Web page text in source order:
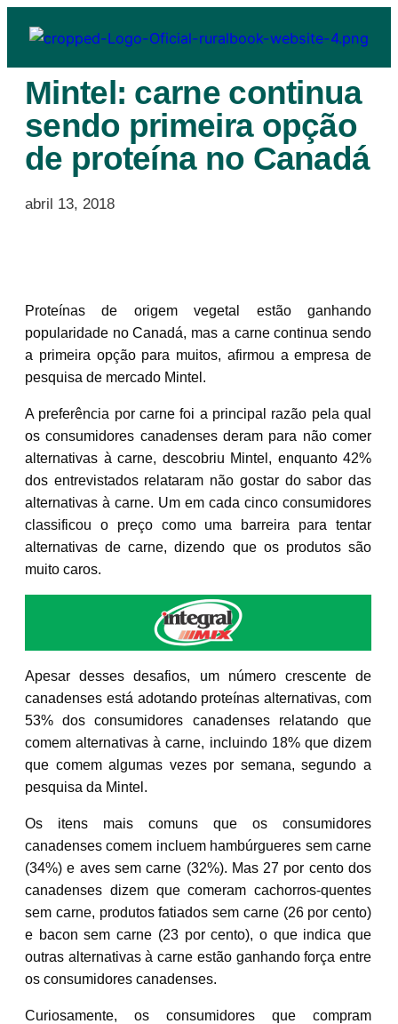
Mintel: carne continua
sendo primeira opção
de proteína no Canadá
abril 13, 2018
Proteínas de origem vegetal estão ganhando
popularidade no Canadá, mas a carne continua sendo
a primeira opção para muitos, afirmou a empresa de
pesquisa de mercado Mintel.
A preferência por carne foi a principal razão pela qual
os consumidores canadenses deram para não comer
alternativas à carne, descobriu Mintel, enquanto 42%
dos entrevistados relataram não gostar do sabor das
alternativas à carne. Um em cada cinco consumidores
classificou o preço como uma barreira para tentar
alternativas de carne, dizendo que os produtos são
muito caros.
Apesar desses desafios, um número crescente de
canadenses está adotando proteínas alternativas, com
53% dos consumidores canadenses relatando que
comem alternativas à carne, incluindo 18% que dizem
que comem algumas vezes por semana, segundo a
pesquisa da Mintel.
Os itens mais comuns que os consumidores
canadenses comem incluem hambúrgueres sem carne
(34%) e aves sem carne (32%). Mas 27 por cento dos
canadenses dizem que comeram cachorros-quentes
sem carne, produtos fatiados sem carne (26 por cento)
e bacon sem carne (23 por cento), o que indica que
outras alternativas à carne estão ganhando força entre
os consumidores canadenses.
Curiosamente, os consumidores que compram